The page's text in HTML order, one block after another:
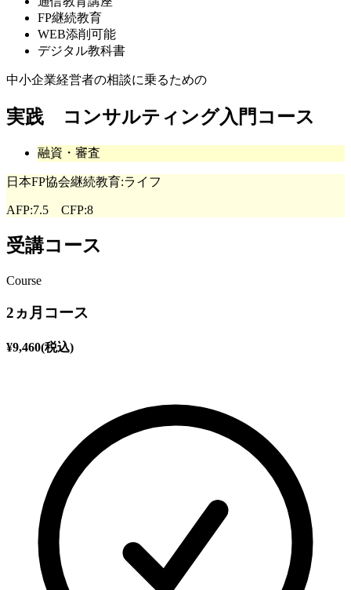
FP継続教育
WEB添削可能
デジタル教科書
中小企業経営者の相談に乗るための
実践 コンサルティング入門コース
融資・審査
日本FP協会継続教育:ライフ
AFP:7.5 CFP:8
受講コース
Course
2ヵ月コース
¥9,460(税込)